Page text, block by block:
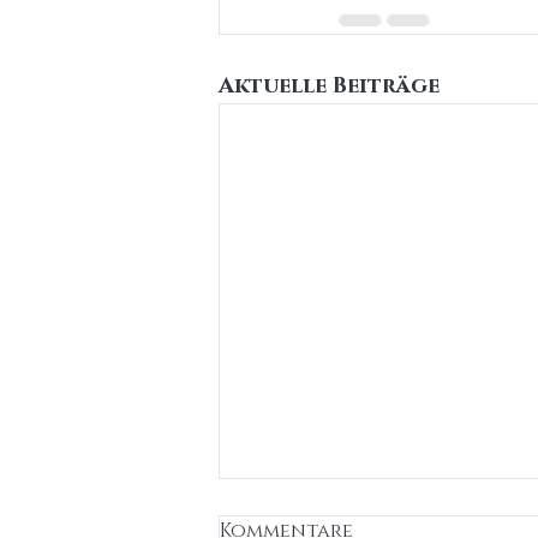
Aktuelle Beiträge
NCTF Behandlung in
Kommentare